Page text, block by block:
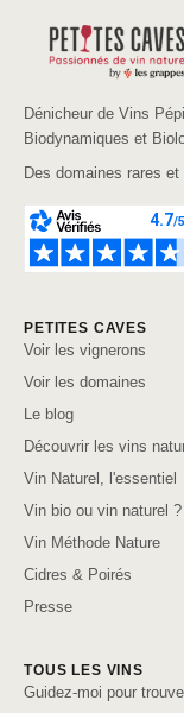
Dénicheur de Vins
Biodynamiques et
Des domaines rares
PETITES CAVES
Voir les vignerons
Voir les domaines
Le blog
Découvrir les vins
Vin Naturel, l'essentiel
Vin bio ou vin naturel ?
Vin Méthode Nature
Cidres & Poirés
Presse
TOUS LES VINS
Guidez-moi pour